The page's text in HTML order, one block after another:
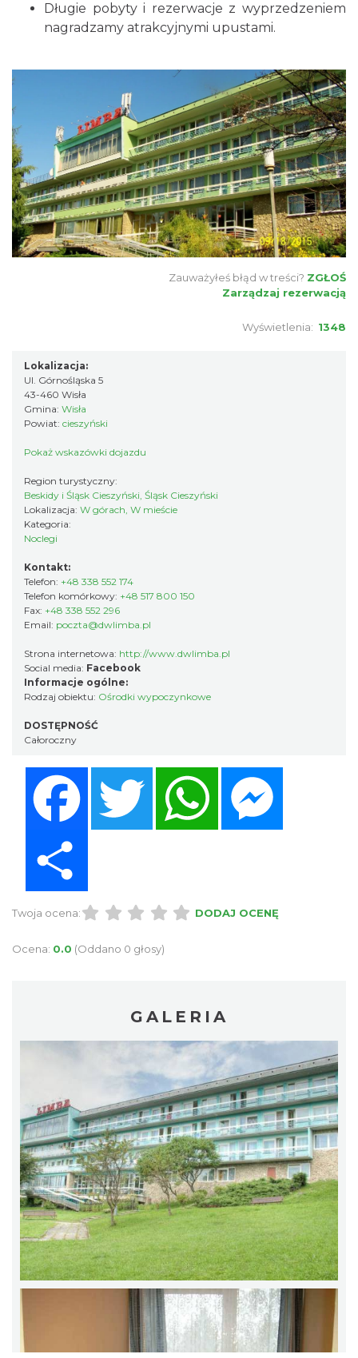
Długie pobyty i rezerwacje z wyprzedzeniem
nagradzamy atrakcyjnymi upustami.
Zauważyłeś błąd w treści? ZGŁOŚ
Zarządzaj rezerwacją
Wyświetlenia: 1348
Lokalizacja:
Ul. Górnośląska 5
43-460 Wisła
Gmina: Wisła
Powiat: cieszyński
Pokaż wskazówki dojazdu
Region turystyczny:
Beskidy i Śląsk Cieszyński, Śląsk Cieszyński
Lokalizacja: W górach, W mieście
Kategoria:
Noclegi
Kontakt:
Telefon: +48 338 552 174
Telefon komórkowy: +48 517 800 150
Fax: +48 338 552 296
Email: poczta@dwlimba.pl
Strona internetowa: http://www.dwlimba.pl
Social media: Facebook
Informacje ogólne:
Rodzaj obiektu: Ośrodki wypoczynkowe
DOSTĘPNOŚĆ
Całoroczny
Twitter WhatsApp
Twoja ocena: DODAJ OCENĘ
Ocena: 0.0 (Oddano 0 głosy)
GALERIA